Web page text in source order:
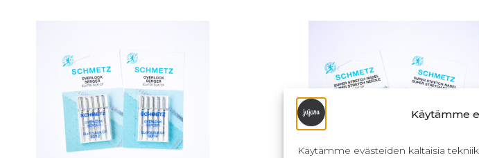
Käytämme
Käytämme evästeiden kaltaisia